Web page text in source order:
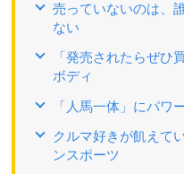
売っていないのは、
ない
「発売されたらぜひ
ボディ
「人馬一体」にパワ
クルマ好きが飢えて
ンスポーツ